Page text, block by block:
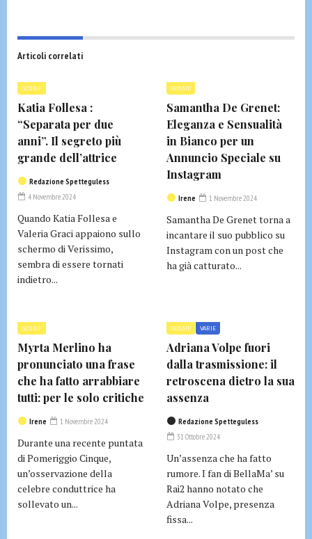
Articoli correlati
GOSSIP
Katia Follesa :
“Separata per due
anni”. Il segreto più
grande dell’attrice
Redazione Spetteguless
4 Novembre 2024
Quando Katia Follesa e
Valeria Graci appaiono sullo
schermo di Verissimo,
sembra di essere tornati
indietro...
GOSSIP
Samantha De Grenet:
Eleganza e Sensualità
in Bianco per un
Annuncio Speciale su
Instagram
Irene 1 Novembre 2024
Samantha De Grenet torna a
incantare il suo pubblico su
Instagram con un post che
ha già catturato...
GOSSIP
Myrta Merlino ha
pronunciato una frase
che ha fatto arrabbiare
tutti: per le solo critiche
Irene 1 Novembre 2024
Durante una recente puntata
di Pomeriggio Cinque,
un’osservazione della
celebre conduttrice ha
sollevato un...
GOSSIP VARIE
Adriana Volpe fuori
dalla trasmissione: il
retroscena dietro la sua
assenza
Redazione Spetteguless
31 Ottobre 2024
Un’assenza che ha fatto
rumore. I fan di BellaMa’ su
Rai2 hanno notato che
Adriana Volpe, presenza
fissa...